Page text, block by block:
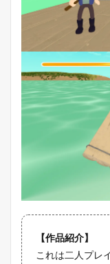
【作品紹介】
これは二人プレ